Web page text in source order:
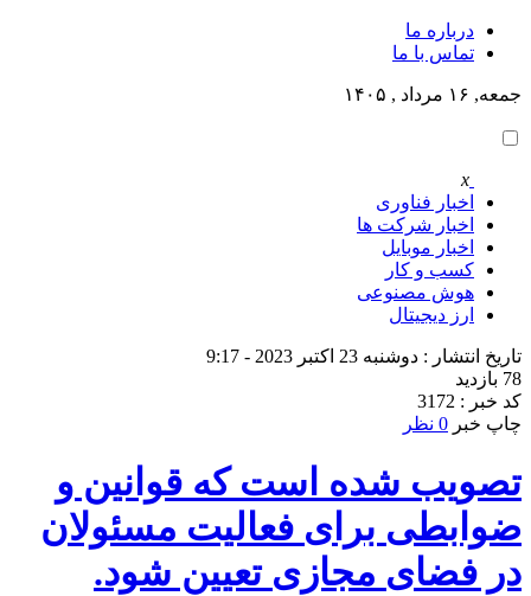
درباره ما
تماس با ما
جمعه, ۱۶ مرداد , ۱۴۰۵
x
اخبار فناوری
اخبار شرکت ها
اخبار موبایل
کسب و کار
هوش مصنوعی
ارز دیجیتال
تاریخ انتشار : دوشنبه 23 اکتبر 2023 - 9:17
78 بازدید
کد خبر : 3172
چاپ خبر 0 نظر
تصویب شده است که قوانین و
ضوابطی برای فعالیت مسئولان
در فضای مجازی تعیین شود.